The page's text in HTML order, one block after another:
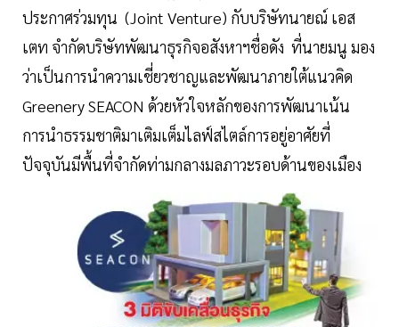
ประกาศร่วมทุน (Joint Venture) กับบริษัทนายณ์ เอส
เตท จำกัดบริษัทพัฒนาธุรกิจอสังหาฯชื่อดัง ที่นายมนู มอง
ว่าเป็นการนำความเชี่ยวชาญและพัฒนาภายใต้แนวคิด
Greenery SEACON ด้วยหัวใจหลักของการพัฒนาเน้น
การนำธรรมชาติมาเติมเต็มไลฟ์สไตล์การอยู่อาศัยที่
ปัจจุบันมีพื้นที่จำกัดท่ามกลางมลภาวะรอบด้านของเมือง